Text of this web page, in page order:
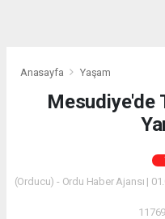
Anasayfa Yaşam
Mesudiye'de
(Orducu) - Ordu Haber Ajansı |